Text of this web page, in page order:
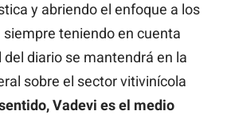
y abriendo el enfoque a los
teniendo en cuenta
diario se mantendrá en la
sobre el sector vitivinícola
Vadevi es el medio